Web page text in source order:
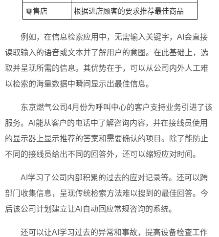
零售店
根据进店顾客的要求推荐最佳商品
例如，在信息检索应用中，无需输入关键字，AI会直接
读取输入的语音或文本并了解用户的意图。在此基础上，选
取并呈现所需的信息。其优势在于，可以从公司内外人工难
以检索的海量数据中瞬间显示出最佳信息。
东京燃气公司4月份为呼叫中心的客户支持业务引进了该
服务。AI能从客户的电话中了解咨询内容，并在接线员使用
的显示器上显示推荐的答案和需要确认的项目。除了能防止
不同的接线员给出不同的回答外，还可以缩短应对时间。
AI学习了公司内部积累的过去的应对记录等。还可以跨
部门收集信息，呈现传统检索方法难以搜到的最佳回答。今
后该公司计划建立让AI自动回应常规咨询的系统。
还可以让AI学习过去的异常和事故，提高设备检查工作